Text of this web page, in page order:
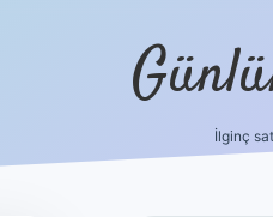
İlginç